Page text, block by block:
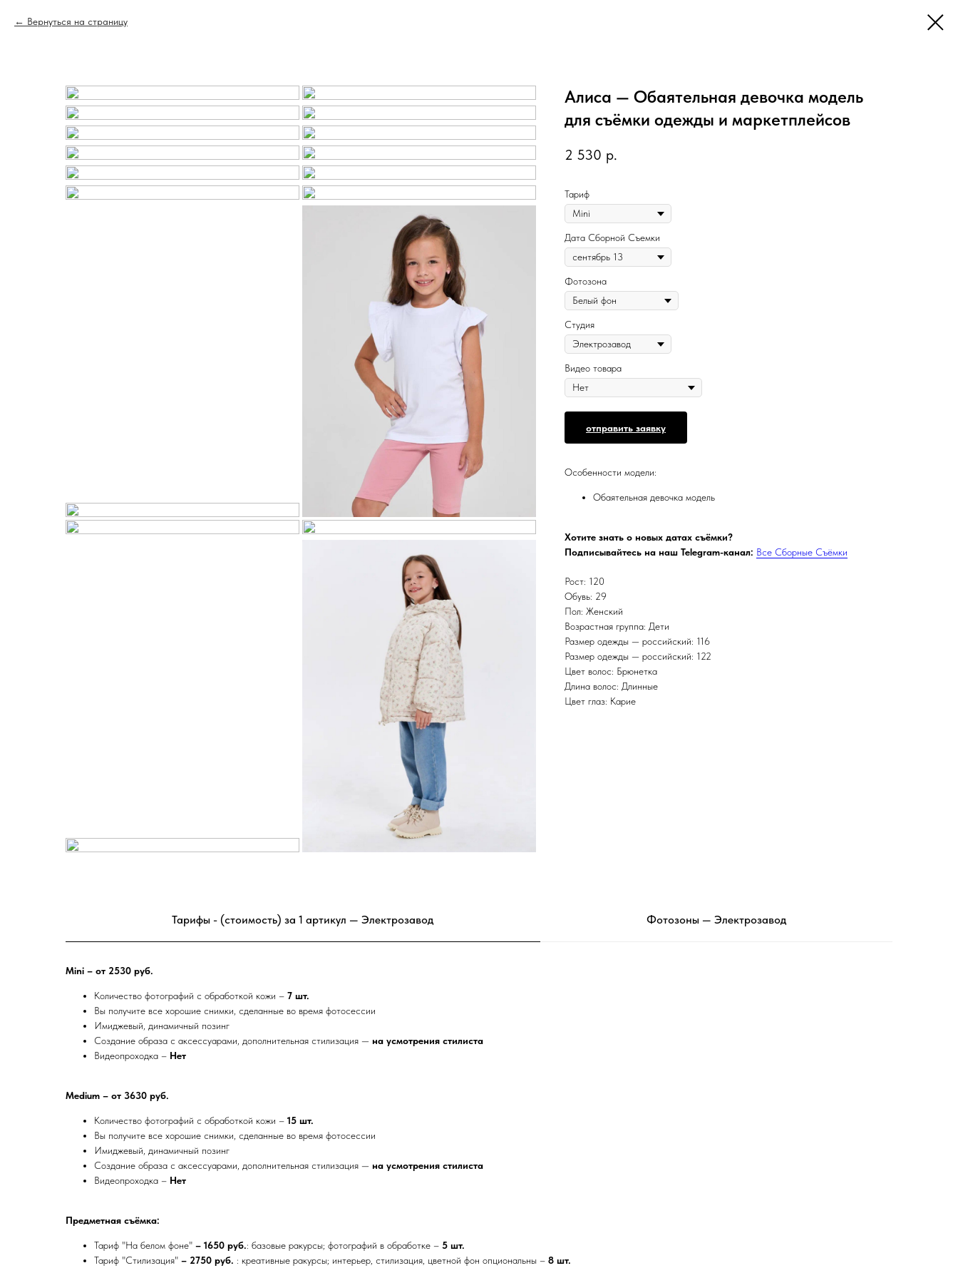
Вернуться на страницу
Алиса — Обаятельная девочка модель
для съёмки одежды и маркетплейсов
2 530 р.
Тариф
Дата Сборной Съемки
Фотозона
Студия
Видео товара
отправить заявку
Особенности модели:
Обаятельная девочка модель
Хотите знать о новых датах съёмки?
Подписывайтесь на наш Telegram-канал: Все Сборные Съёмки
Рост: 120
Обувь: 29
Пол: Женский
Возрастная группа: Дети
Размер одежды — российский: 116
Размер одежды — российский: 122
Цвет волос: Брюнетка
Длина волос: Длинные
Цвет глаз: Карие
Тарифы - (стоимость) за 1 артикул — Электрозавод Фотозоны — Электрозавод
Mini – от 2530 руб.
Количество фотографий с обработкой кожи – 7 шт.
Вы получите все хорошие снимки, сделанные во время фотосессии
Имиджевый, динамичный позинг
Создание образа с аксессуарами, дополнительная стилизация — на усмотрения стилиста
Видеопроходка – Нет
Medium – от 3630 руб.
Количество фотографий с обработкой кожи – 15 шт.
Вы получите все хорошие снимки, сделанные во время фотосессии
Имиджевый, динамичный позинг
Создание образа с аксессуарами, дополнительная стилизация — на усмотрения стилиста
Видеопроходка – Нет
Предметная съёмка:
Тариф "На белом фоне" – 1650 руб.: базовые ракурсы; фотографий в обработке – 5 шт.
Тариф "Стилизация" – 2750 руб. : креативные ракурсы; интерьер, стилизация, цветной фон опциональны – 8 шт.